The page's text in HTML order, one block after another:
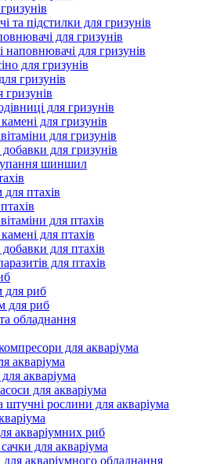
та підстилки для гризунів
для гризунів
наповнювачі для гризунів
для гризунів
гризунів
гризунів
для гризунів
для гризунів
для гризунів
добавки для гризунів
шиншил
птахів
для птахів
для птахів
для птахів
для птахів
для риб
для риб
обладнання
для акваріума
акваріума
акваріума
для акваріума
штучні рослини для акваріума
акваріумних риб
для акваріума
акваріумного обладнання